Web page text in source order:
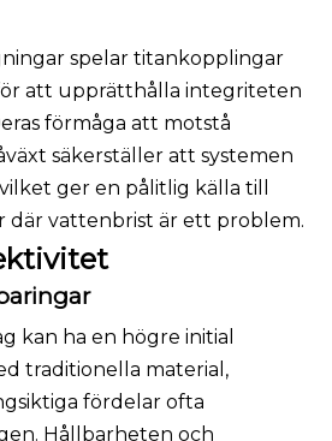
spelar titankopplingar
att upprätthålla integriteten
förmåga att motstå
säkerställer att systemen
ger en pålitlig källa till
där vattenbrist är ett problem.
kan ha en högre initial
traditionella material,
fördelar ofta
Hållbarheten och